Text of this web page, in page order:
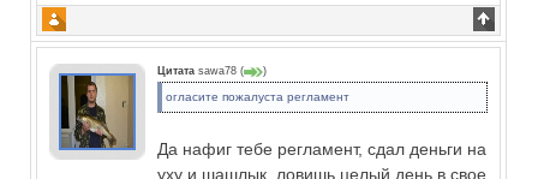
Цитата sawa78 ( )
огласите пожалуста регламент
Да нафиг тебе регламент, сдал деньги на
уху и шашлык, ловишь целый день в свое